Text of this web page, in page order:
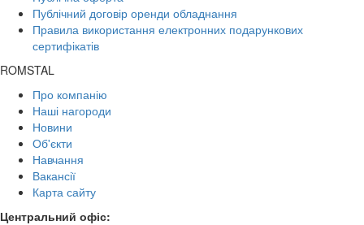
Публічний договір оренди обладнання
Правила використання електронних подарункових
сертифікатів
ROMSTAL
Про компанію
Наші нагороди
Новини
Об'єкти
Навчання
Вакансії
Карта сайту
Центральний офіс: